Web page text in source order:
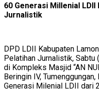
60 Generasi Millenial
Jurnalistik
DPD LDII Kabupaten
Pelatihan Jurnalistik,
di Kompleks Masjid “AN
Beringin IV,
Generasi Milenial LDII dari